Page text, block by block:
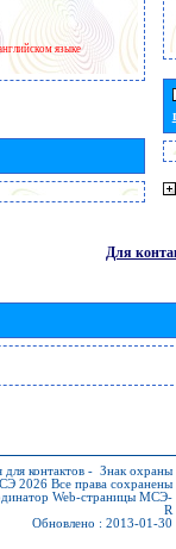
языке
Для
контактов - Знак охраны
2026 Все права сохранены
Web-страницы МСЭ-
R
Обновлено : 2013-01-30